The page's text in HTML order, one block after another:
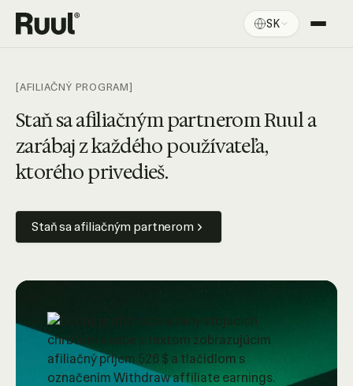
Domov Ruul SK
Ceny
Zdroje
[AFILIAČNÝ PROGRAM]
Staň sa afiliačným partnerom Ruul a
zarábaj z každého používateľa,
ktorého privedieš.
Staň sa afiliačným partnerom